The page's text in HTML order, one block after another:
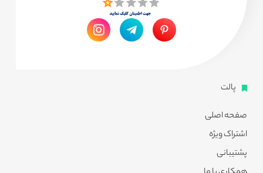
پالت
صفحه اصلی
اشتراک ویژه
پشتیبانی